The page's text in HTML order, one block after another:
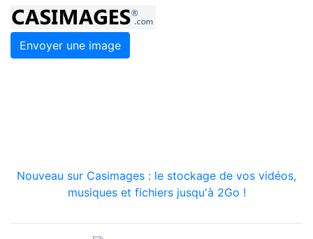
Envoyer une image
Nouveau sur Casimages : le stockage de vos vidéos,
musiques et fichiers jusqu'à 2Go !